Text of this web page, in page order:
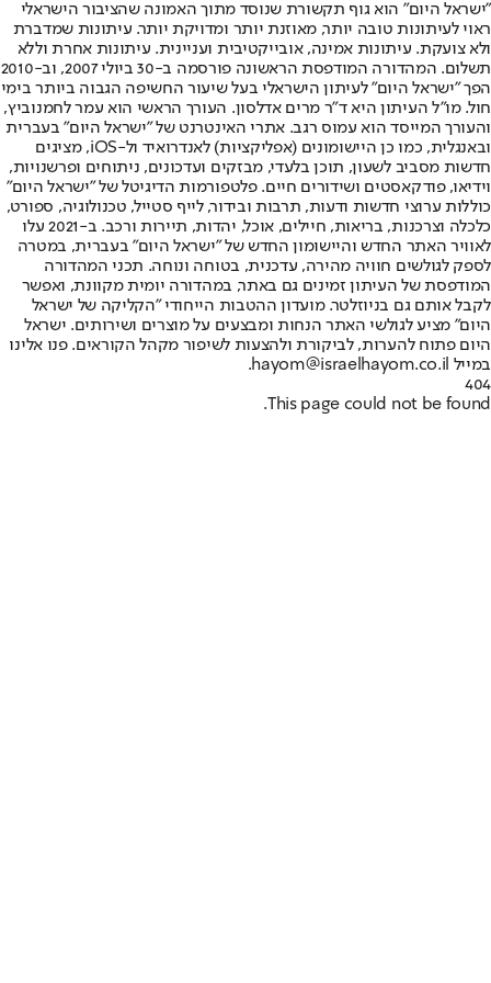
"ישראל היום" הוא גוף תקשורת שנוסד מתוך האמונה שהציבור הישראלי
ראוי לעיתונות טובה יותר, מאוזנת יותר ומדויקת יותר. עיתונות שמדברת
ולא צועקת. עיתונות אמינה, אובייקטיבית ועניינית. עיתונות אחרת וללא
תשלום. המהדורה המודפסת הראשונה פורסמה ב-30 ביולי 2007, וב-2010
הפך "ישראל היום" לעיתון הישראלי בעל שיעור החשיפה הגבוה ביותר בימי
חול. מו"ל העיתון היא ד"ר מרים אדלסון. העורך הראשי הוא עמר לחמנוביץ,
והעורך המייסד הוא עמוס רגב. אתרי האינטרנט של "ישראל היום" בעברית
ובאנגלית, כמו כן היישומונים (אפליקציות) לאנדרואיד ול-iOS, מציגים
חדשות מסביב לשעון, תוכן בלעדי, מבזקים ועדכונים, ניתוחים ופרשנויות,
וידיאו, פודקאסטים ושידורים חיים. פלטפורמות הדיגיטל של "ישראל היום"
כוללות ערוצי חדשות ודעות, תרבות ובידור, לייף סטייל, טכנולוגיה, ספורט,
כלכלה וצרכנות, בריאות, חיילים, אוכל, יהדות, תיירות ורכב. ב-2021 עלו
לאוויר האתר החדש והיישומון החדש של "ישראל היום" בעברית, במטרה
לספק לגולשים חוויה מהירה, עדכנית, בטוחה ונוחה. תכני המהדורה
המודפסת של העיתון זמינים גם באתר, במהדורה יומית מקוונת, ואפשר
לקבל אותם גם בניוזלטר. מועדון ההטבות הייחודי "הקליקה של ישראל
היום" מציע לגולשי האתר הנחות ומבצעים על מוצרים ושירותים. ישראל
היום פתוח להערות, לביקורת ולהצעות לשיפור מקהל הקוראים. פנו אלינו
במייל hayom@israelhayom.co.il.
404
This page could not be found.